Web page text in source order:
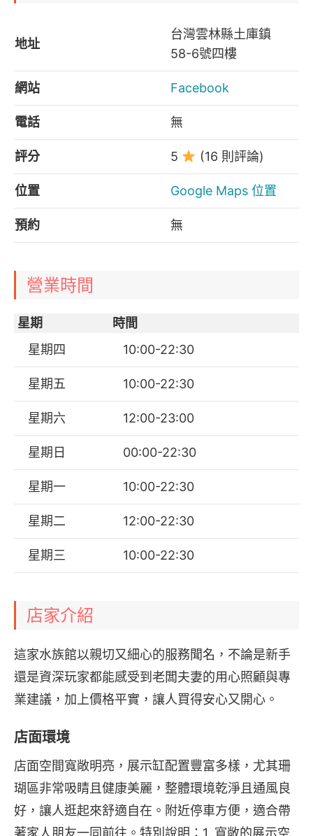
地址
台灣雲林縣土庫鎮
58-6號四樓
網站 Facebook
電話 無
評分 5 (16 則評論)
位置 Google Maps 位置
預約 無
營業時間
星期
時間
星期四
10:00-22:30
星期五 10:00-22:30
星期六 12:00-23:00
星期日 00:00-22:30
星期一 10:00-22:30
星期二 12:00-22:30
星期三 10:00-22:30
店家介紹
這家水族館以親切又細心的服務聞名，不論是新手
還是資深玩家都能感受到老闆夫妻的用心照顧與專
業建議，加上價格平實，讓人買得安心又開心。
店面環境
店面空間寬敞明亮，展示缸配置豐富多樣，尤其珊
瑚區非常吸睛且健康美麗，整體環境乾淨且通風良
好，讓人逛起來舒適自在。附近停車方便，適合帶
著家人朋友一同前往。特別說明：1. 寬敞的展示空